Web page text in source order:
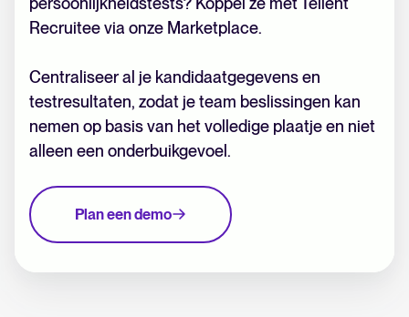
Recruitee via onze Marketplace.
Centraliseer al je kandidaatgegevens en
testresultaten, zodat je team beslissingen kan
nemen op basis van het volledige plaatje en niet
alleen een onderbuikgevoel.
Plan een demo